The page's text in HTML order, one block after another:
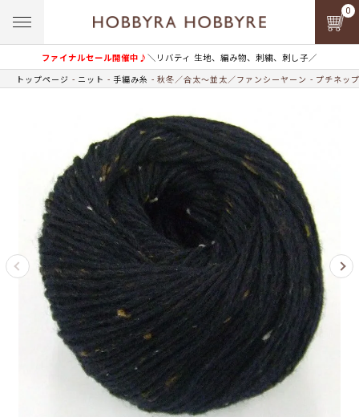
ファイナルセール開催中♪＼リバティ 生地、編み物、刺繍、刺し子／
0
トップページ ニット 手編み糸 秋冬／合太～並太／ファンシーヤーン プチネッ